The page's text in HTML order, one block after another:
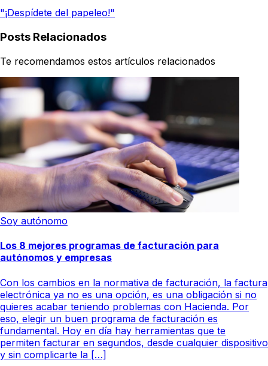
"¡Despídete del papeleo!"
Posts Relacionados
Te recomendamos estos artículos relacionados
Soy autónomo
Los 8 mejores programas de facturación para
autónomos y empresas
Con los cambios en la normativa de facturación, la factura
electrónica ya no es una opción, es una obligación si no
quieres acabar teniendo problemas con Hacienda. Por
eso, elegir un buen programa de facturación es
fundamental. Hoy en día hay herramientas que te
permiten facturar en segundos, desde cualquier dispositivo
y sin complicarte la […]